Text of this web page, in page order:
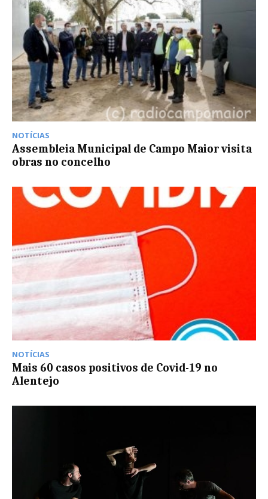
NOTÍCIAS
Assembleia Municipal de Campo Maior visita
obras no concelho
NOTÍCIAS
Mais 60 casos positivos de Covid-19 no
Alentejo